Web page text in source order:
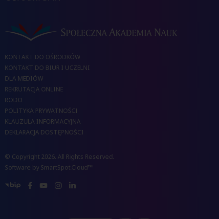
KONTAKT DO OŚRODKÓW
KONTAKT DO BIUR I UCZELNI
DLA MEDIÓW
REKRUTACJA ONLINE
RODO
POLITYKA PRYWATNOŚCI
KLAUZULA INFORMACYJNA
DEKLARACJA DOSTĘPNOŚCI
© Copyright 2026. All Rights Reserved.
Software by SmartSpot.Cloud™